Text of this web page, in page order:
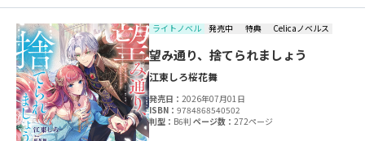
ライトノベル 発売中 特典 Celicaノベルス
望み通り、捨てられましょう
江東しろ桜花舞
発売日：2026年07月01日
ISBN：9784868540502
判型： B6判ページ数：272ページ